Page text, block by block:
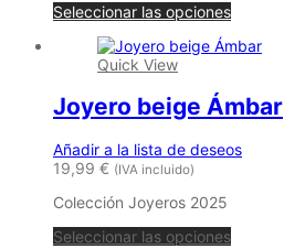
Seleccionar las opciones
Quick View
Joyero beige Ámbar
Añadir a la lista de deseos
19,99 € (IVA incluido)
Colección Joyeros 2025
Seleccionar las opcionesEste